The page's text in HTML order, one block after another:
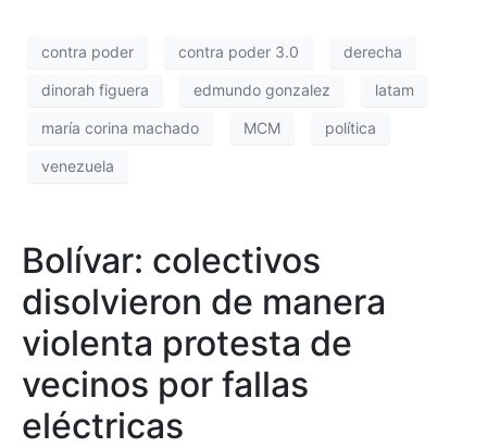
contra poder contra poder 3.0 derecha
dinorah figuera edmundo gonzalez latam
maría corina machado MCM política
venezuela
Bolívar: colectivos
disolvieron de manera
violenta protesta de
vecinos por fallas
eléctricas